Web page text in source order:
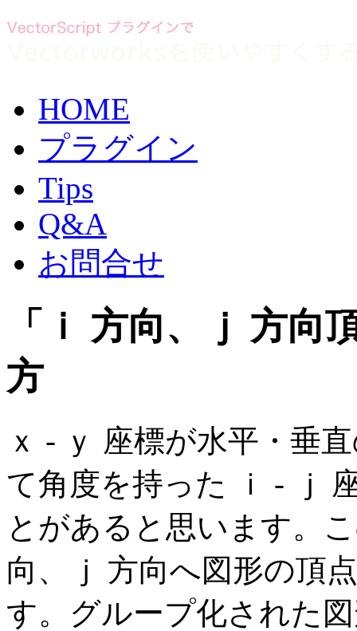
HOME
プラグイン
Tips
Q&A
お問合せ
「ｉ 方向、ｊ 方向
方
ｘ - ｙ 座標が水平・垂
て角度を持った ｉ - ｊ
とがあると思います。
向、ｊ 方向へ図形の頂
す。グループ化された